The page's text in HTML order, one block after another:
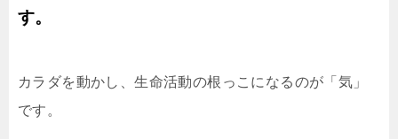
す。
カラダを動かし、生命活動の根っこになるのが「気」
です。